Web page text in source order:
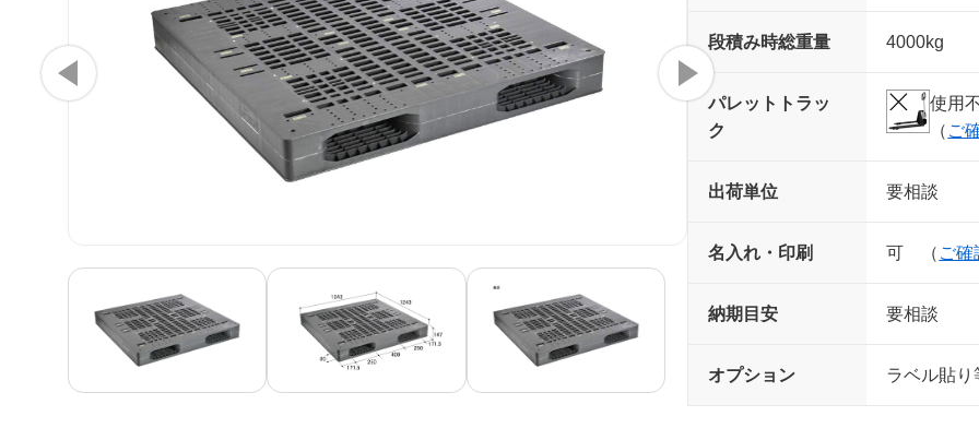
段積み時総重量 4000kg
パレット トラッ
ク
使用
（ ご
出荷単位 要相談
名入れ・印刷 可 （ ご確
納期目安 要相談
オプション ラベル貼り